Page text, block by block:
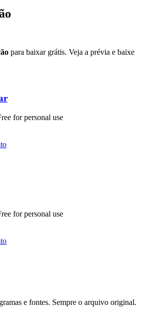
para baixar grátis. Veja a prévia e baixe
for personal use
for personal use
e fontes. Sempre o arquivo original.